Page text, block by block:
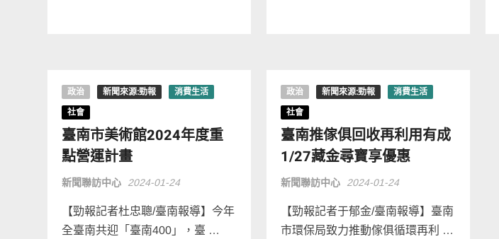
政治 新聞來源:勁報 消費生活
社會
臺南市美術館2024年度重
點營運計畫
新聞聯訪中心 2024-01-24
【勁報記者杜忠聰/臺南報導】今年
全臺南共迎「臺南400」，臺 …
政治 新聞來源:勁報 消費生活
社會
臺南推傢俱回收再利用有成
1/27藏金尋寶享優惠
新聞聯訪中心 2024-01-24
【勁報記者于郁金/臺南報導】臺南
市環保局致力推動傢俱循環再利 …